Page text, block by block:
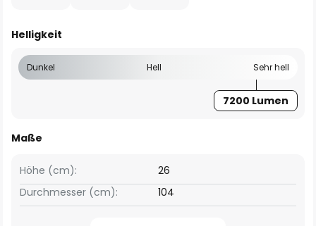
Helligkeit
Dunkel Hell Sehr hell
7200 Lumen
Maße
Höhe (cm):
26
Durchmesser (cm):
104